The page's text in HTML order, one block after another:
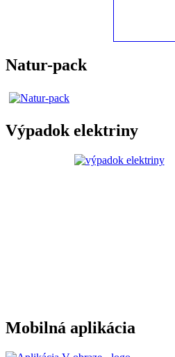
Natur-pack
Výpadok elektriny
Mobilná aplikácia